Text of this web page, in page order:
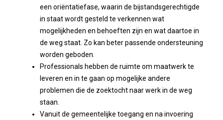
een oriëntatiefase, waarin de bijstandsgerechtigde
in staat wordt gesteld te verkennen wat
mogelijkheden en behoeften zijn en wat daartoe in
de weg staat. Zo kan beter passende ondersteuning
worden geboden.
Professionals hebben de ruimte om maatwerk te
leveren en in te gaan op mogelijke andere
problemen die de zoektocht naar werk in de weg
staan.
Vanuit de gemeentelijke toegang en na invoering